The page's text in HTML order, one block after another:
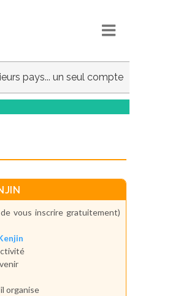
pays... un seul compte
vous inscrire gratuitement)
organise